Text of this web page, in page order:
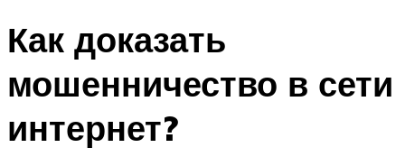
Как доказать
мошенничество в сети
интернет?